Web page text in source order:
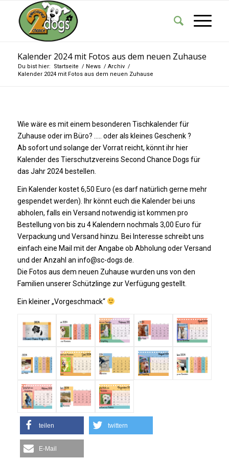
Kalender 2024 mit Fotos aus dem neuen Zuhause
Du bist hier: Startseite / News / Archiv /
Kalender 2024 mit Fotos aus dem neuen Zuhause
Wie wäre es mit einem besonderen Tischkalender für
Zuhause oder im Büro? ….. oder als kleines Geschenk ?
Ab sofort und solange der Vorrat reicht, könnt ihr hier
Kalender des Tierschutzvereins Second Chance Dogs für
das Jahr 2024 bestellen.
Ein Kalender kostet 6,50 Euro (es darf natürlich gerne mehr
gespendet werden). Ihr könnt euch die Kalender bei uns
abholen, falls ein Versand notwendig ist kommen pro
Bestellung von bis zu 4 Kalendern nochmals 3,00 Euro für
Verpackung und Versand hinzu. Bei Interesse schreibt uns
einfach eine Mail mit der Angabe ob Abholung oder Versand
und der Anzahl an info@sc-dogs.de.
Die Fotos aus dem neuen Zuhause wurden uns von den
Familien unserer Schützlinge zur Verfügung gestellt.
Ein kleiner „Vorgeschmack“
teilen twittern
E-Mail